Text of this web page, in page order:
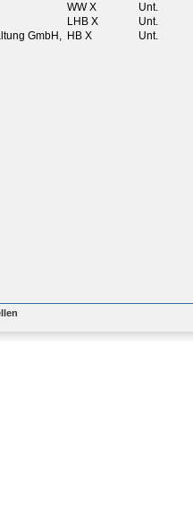
WW X Unt.
LHB X Unt.
GmbH, HB X Unt.